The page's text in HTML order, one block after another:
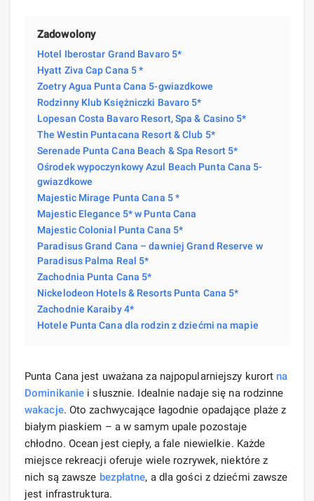
Zadowolony
Hotel Iberostar Grand Bavaro 5*
Hyatt Ziva Cap Cana 5 *
Zoetry Agua Punta Cana 5-gwiazdkowe
Rodzinny Klub Księżniczki Bavaro 5*
Lopesan Costa Bavaro Resort, Spa & Casino 5*
The Westin Puntacana Resort & Club 5*
Serenade Punta Cana Beach & Spa Resort 5*
Ośrodek wypoczynkowy Azul Beach Punta Cana 5-
gwiazdkowe
Majestic Mirage Punta Cana 5 *
Majestic Elegance 5* w Punta Cana
Majestic Colonial Punta Cana 5*
Paradisus Grand Cana – dawniej Grand Reserve w
Paradisus Palma Real 5*
Zachodnia Punta Cana 5*
Nickelodeon Hotels & Resorts Punta Cana 5*
Zachodnie Karaiby 4*
Hotele Punta Cana dla rodzin z dziećmi na mapie
Punta Cana jest uważana za najpopularniejszy kurort na
Dominikanie i słusznie. Idealnie nadaje się na rodzinne
wakacje. Oto zachwycające łagodnie opadające plaże z
białym piaskiem – a w samym upale pozostaje
chłodno. Ocean jest ciepły, a fale niewielkie. Każde
miejsce rekreacji oferuje wiele rozrywek, niektóre z
nich są zawsze bezpłatne, a dla gości z dziećmi zawsze
jest infrastruktura.